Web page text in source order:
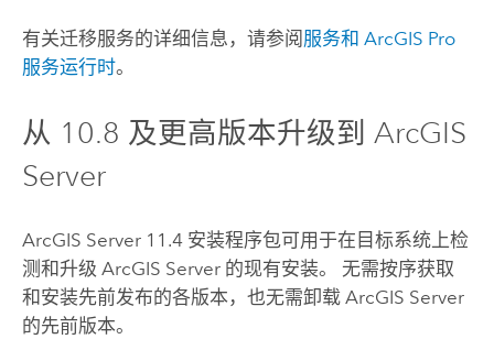
有关迁移服务的详细信息，请参阅 服务和 ArcGIS Pro
服务运行时。
从 10.8 及更高版本升级到 ArcGIS
Server
ArcGIS Server 11.4安装程序包可用于在目标系统上检
测和升级 ArcGIS Server的现有安装。 无需按序获取
和安装先前发布的各版本，也无需卸载 ArcGIS Server
的先前版本。